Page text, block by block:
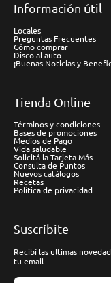
Información útil
Locales
Preguntas Frecuentes
Cómo comprar
Disco al auto
¡Buenas Noticias y
Tienda Online
Términos y condiciones
Bases de promociones
Medios de Pago
Vida saludable
Solicitá la Tarjeta Más
Consulta de Puntos
Nuevos catálogos
Recetas
Política de privacidad
Suscríbite
Recibí las ultimas
tu email